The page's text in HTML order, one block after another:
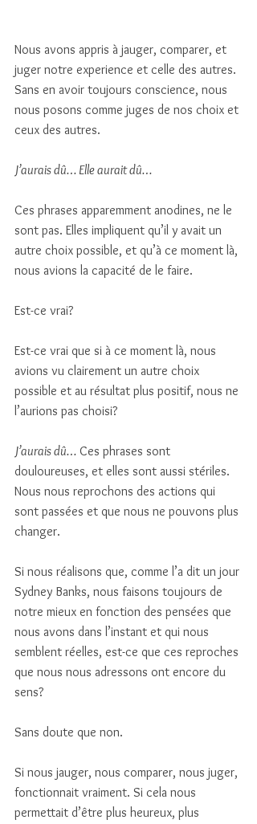
Nous avons appris à jauger, comparer, et
juger notre experience et celle des autres.
Sans en avoir toujours conscience, nous
nous posons comme juges de nos choix et
ceux des autres.
J’aurais dû… Elle aurait dû…
Ces phrases apparemment anodines, ne le
sont pas. Elles impliquent qu’il y avait un
autre choix possible, et qu’à ce moment là,
nous avions la capacité de le faire.
Est-ce vrai?
Est-ce vrai que si à ce moment là, nous
avions vu clairement un autre choix
possible et au résultat plus positif, nous ne
l’aurions pas choisi?
J’aurais dû… Ces phrases sont
douloureuses, et elles sont aussi stériles.
Nous nous reprochons des actions qui
sont passées et que nous ne pouvons plus
changer.
Si nous réalisons que, comme l’a dit un jour
Sydney Banks, nous faisons toujours de
notre mieux en fonction des pensées que
nous avons dans l’instant et qui nous
semblent réelles, est-ce que ces reproches
que nous nous adressons ont encore du
sens?
Sans doute que non.
Si nous jauger, nous comparer, nous juger,
fonctionnait vraiment. Si cela nous
permettait d’être plus heureux, plus